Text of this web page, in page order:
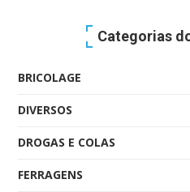
Categorias
BRICOLAGE
DIVERSOS
DROGAS E COLAS
FERRAGENS